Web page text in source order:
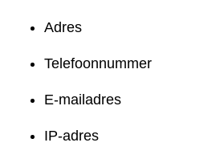
Adres
Telefoonnummer
E-mailadres
IP-adres